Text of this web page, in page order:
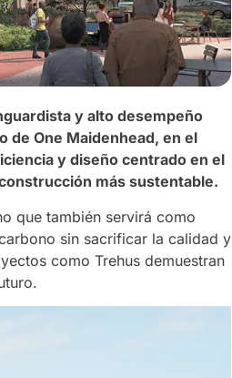
y alto desempeño
de One Maidenhead, en el
y diseño centrado en el
más sustentable.
que también servirá como
sin sacrificar la calidad y
como Trehus demuestran